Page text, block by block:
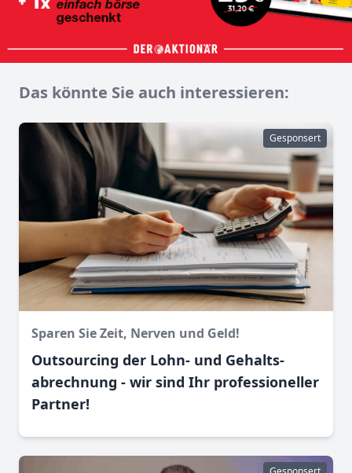
Das könnte Sie auch interessieren:
Gesponsert
Sparen Sie Zeit, Nerven und Geld!
Outsourcing der Lohn- und Gehalts­
abrechnung - wir sind Ihr professioneller
Partner!